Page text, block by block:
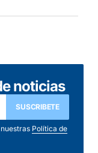
noticias
SUSCRIBETE
Política de